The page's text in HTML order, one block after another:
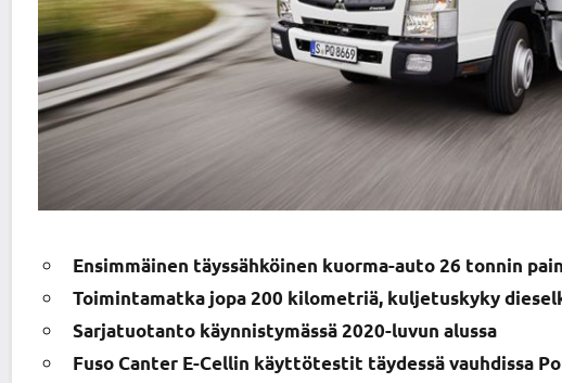
Ensimmäinen täyssähköinen kuorma-auto 26 tonnin
Toimintamatka jopa 200 kilometriä, kuljetuskyky
Sarjatuotanto käynnistymässä 2020-luvun alussa
Fuso Canter E-Cellin käyttötestit täydessä vauhdissa